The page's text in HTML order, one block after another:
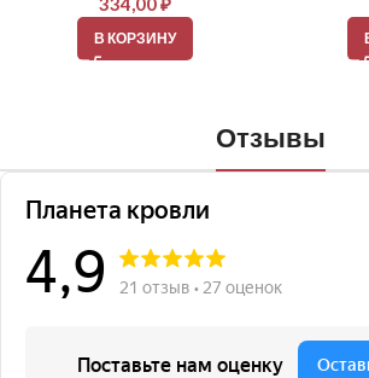
В КОРЗИНУ
Отзывы